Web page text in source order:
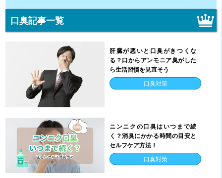
口臭記事一覧
肝臓が悪いと口臭がきつくな
る？口からアンモニア臭がした
ら生活習慣を見直そう
口臭対策
ニンニクの口臭はいつまで続
く？消臭にかかる時間の目安と
セルフケア方法！
口臭対策